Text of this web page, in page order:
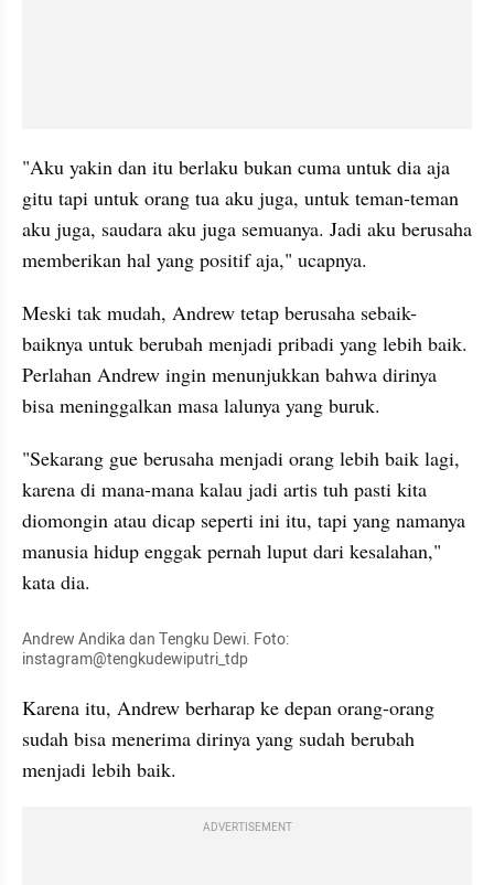
"Aku yakin dan itu berlaku bukan cuma untuk dia aja
gitu tapi untuk orang tua aku juga, untuk teman-teman
aku juga, saudara aku juga semuanya. Jadi aku berusaha
memberikan hal yang positif aja," ucapnya.
Meski tak mudah, Andrew tetap berusaha sebaik-
baiknya untuk berubah menjadi pribadi yang lebih baik.
Perlahan Andrew ingin menunjukkan bahwa dirinya
bisa meninggalkan masa lalunya yang buruk.
"Sekarang gue berusaha menjadi orang lebih baik lagi,
karena di mana-mana kalau jadi artis tuh pasti kita
diomongin atau dicap seperti ini itu, tapi yang namanya
manusia hidup enggak pernah luput dari kesalahan,"
kata dia.
Andrew Andika dan Tengku Dewi. Foto:
instagram@tengkudewiputri_tdp
Karena itu, Andrew berharap ke depan orang-orang
sudah bisa menerima dirinya yang sudah berubah
menjadi lebih baik.
ADVERTISEMENT